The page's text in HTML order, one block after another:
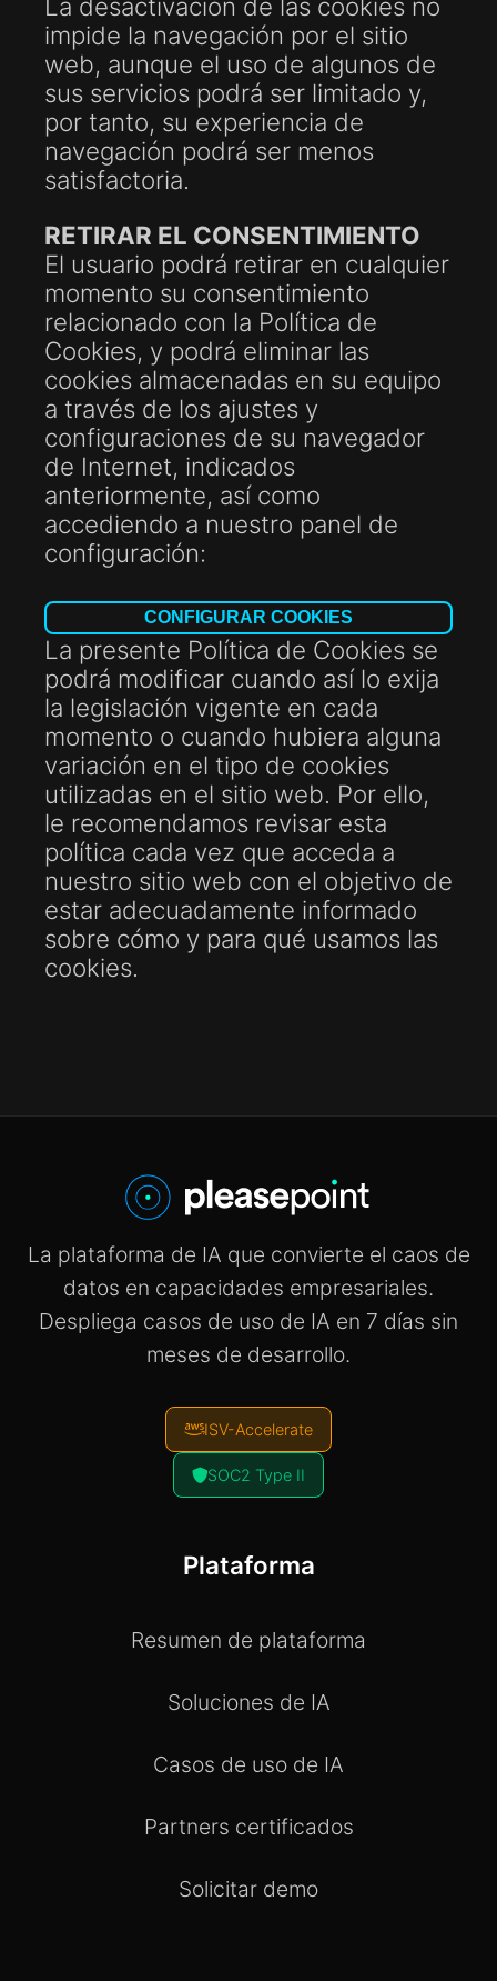
La desactivación de las cookies no
impide la navegación por el sitio
web, aunque el uso de algunos de
sus servicios podrá ser limitado y,
por tanto, su experiencia de
navegación podrá ser menos
satisfactoria.
RETIRAR EL CONSENTIMIENTO
El usuario podrá retirar en cualquier
momento su consentimiento
relacionado con la Política de
Cookies, y podrá eliminar las
cookies almacenadas en su equipo
a través de los ajustes y
configuraciones de su navegador
de Internet, indicados
anteriormente, así como
accediendo a nuestro panel de
configuración:
CONFIGURAR COOKIES
La presente Política de Cookies se
podrá modificar cuando así lo exija
la legislación vigente en cada
momento o cuando hubiera alguna
variación en el tipo de cookies
utilizadas en el sitio web. Por ello,
le recomendamos revisar esta
política cada vez que acceda a
nuestro sitio web con el objetivo de
estar adecuadamente informado
sobre cómo y para qué usamos las
cookies.
La plataforma de IA que convierte el caos de
datos en capacidades empresariales.
Despliega casos de uso de IA en 7 días sin
meses de desarrollo.
ISV-Accelerate
SOC2 Type II
Plataforma
Resumen de plataforma
Soluciones de IA
Casos de uso de IA
Partners certificados
Solicitar demo